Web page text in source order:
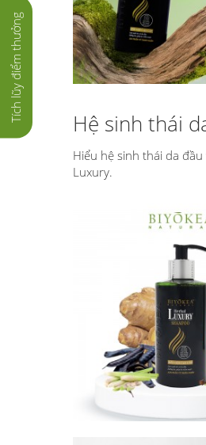
Hệ sinh thái
Hiểu hệ sinh thái da
Luxury.
Tích lũy điểm thưởng